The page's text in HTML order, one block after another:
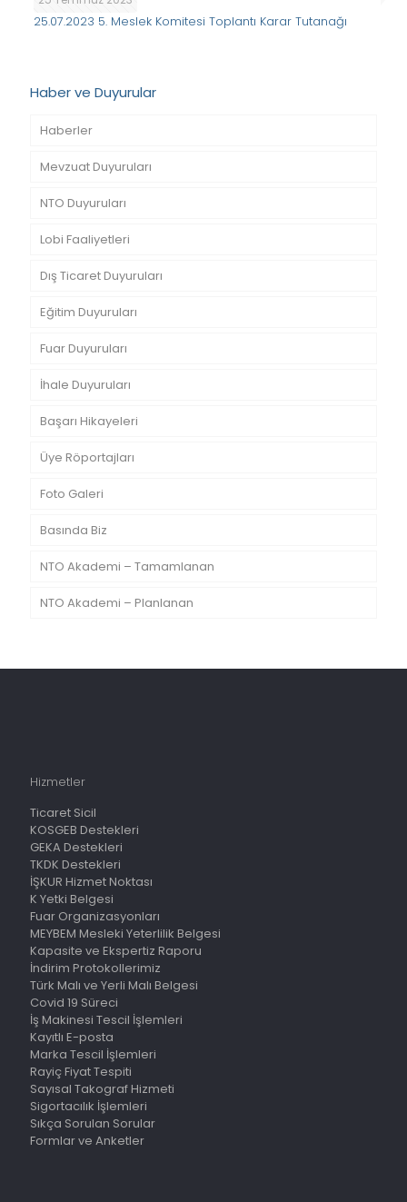
25.07.2023 5. Meslek Komitesi Toplantı Karar Tutanağı
Haber ve Duyurular
Haberler
Mevzuat Duyuruları
NTO Duyuruları
Lobi Faaliyetleri
Dış Ticaret Duyuruları
Eğitim Duyuruları
Fuar Duyuruları
İhale Duyuruları
Başarı Hikayeleri
Üye Röportajları
Foto Galeri
Basında Biz
NTO Akademi – Tamamlanan
NTO Akademi – Planlanan
Hizmetler
Ticaret Sicil
KOSGEB Destekleri
GEKA Destekleri
TKDK Destekleri
İŞKUR Hizmet Noktası
K Yetki Belgesi
Fuar Organizasyonları
MEYBEM Mesleki Yeterlilik Belgesi
Kapasite ve Ekspertiz Raporu
İndirim Protokollerimiz
Türk Malı ve Yerli Malı Belgesi
Covid 19 Süreci
İş Makinesi Tescil İşlemleri
Kayıtlı E-posta
Marka Tescil İşlemleri
Rayiç Fiyat Tespiti
Sayısal Takograf Hizmeti
Sigortacılık İşlemleri
Sıkça Sorulan Sorular
Formlar ve Anketler